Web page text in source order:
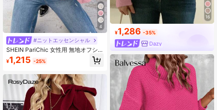
4
#ニットエッセンシャル
SHEIN PariChic 女性用 無地オフシ
ョルダー ルーズ ホロー ニットセー
ター、秋冬、長袖トップス、秋
¥1,215 -25%
16
¥1,286 -35%
Dazy